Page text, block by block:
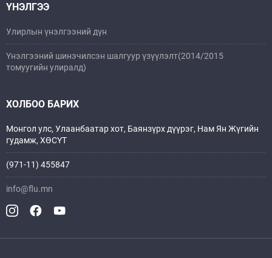
ҮНЭЛГЭЭ
Улирлын үнэлгээний дүн
Үнэлгээний шинэчилсэн шалгуур үзүүлэлт(2014/2015
томуугийн улиралд)
ХОЛБОО БАРИХ
Монгол улс, Улаанбаатар хот, Баянзүрх дүүрэг, Нам Ян Жүгийн
гудамж, ХӨСҮТ
(971-11) 455847
info@flu.mn